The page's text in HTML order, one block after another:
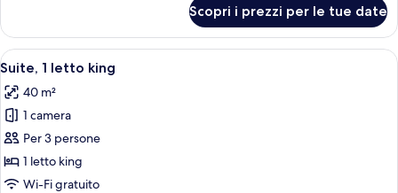
Bath
Walk-
In
Shower)
1
camera
da
(Separate
Bath
In
Shower)
Scopri i prezzi per le tue date
Apri
tutte
le
foto
per
Suite,
1
Una camera d'albergo moderna
4
Suite, 1 letto king
40 m²
1 camera
Per 3 persone
1 letto king
Wi-Fi gratuito